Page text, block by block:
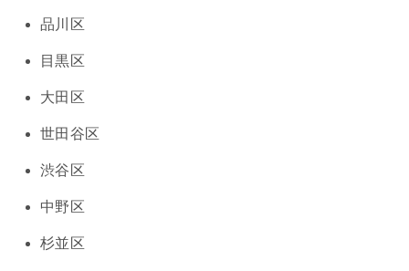
品川区
目黒区
大田区
世田谷区
渋谷区
中野区
杉並区